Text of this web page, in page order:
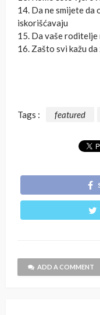
14. Da ne smijete da
iskorišćavaju
15. Da vaše
16. Zašto svi kažu
Tags : featured
ADD A COMMENT